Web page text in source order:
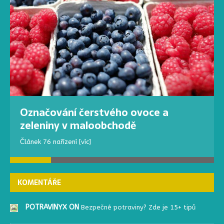
Označování čerstvého ovoce a
zeleniny v maloobchodě
Článek 76 nařízení [víc]
KOMENTÁŘE
POTRAVINYX ON Bezpečné potraviny? Zde je 15+ tipů